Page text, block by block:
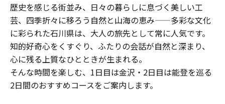
歴史を感じる街並み、日々の暮らしに息づく美しい工
芸、四季折々に移ろう自然と山海の恵み——多彩な文化
に彩られた石川県は、大人の旅先として常に人気です。
知的好奇心をくすぐり、ふたりの会話が自然と深まり、
心に残る上質なひとときが生まれる。
そんな時間を楽しむ、1日目は金沢・2日目は能登を巡る
2日間のおすすめコースをご案内します。